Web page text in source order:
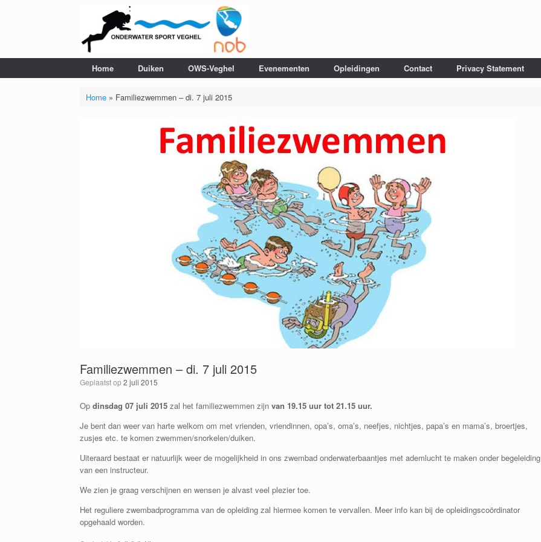
Home Duiken OWS-Veghel Evenementen Opleidingen Contact Privacy Statement
Home» Familiezwemmen – di. 7 juli 2015
Familiezwemmen – di. 7 juli 2015
Geplaatst op2 juli 2015
Op dinsdag 07 juli 2015 zal het familiezwemmen zijn van 19.15 uur tot 21.15 uur.
Je bent dan weervan harte welkom om met vrienden, vriendinnen, opa’s, oma’s, neefjes, nichtjes, papa’s en mama’s, broertjes,
zusjes etc. te komen zwemmen/snorkelen/duiken.
Uiteraard bestaat er natuurlijk weer de mogelijkheid in ons zwembad onderwaterbaantjes met ademlucht te maken onder begeleiding
van een instructeur.
We zien je graag verschijnen en wensen je alvast veel plezier toe.
Het reguliere zwembadprogramma van de opleiding zal hiermee komen te vervallen. Meer info kan bij de opleidingscoördinator
opgehaald worden.